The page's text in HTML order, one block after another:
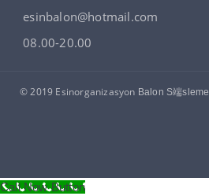
esinbalon@hotmail.com
08.00-20.00
© 2019 Esinorganizasyon Balon S端sleme
Call Now Button